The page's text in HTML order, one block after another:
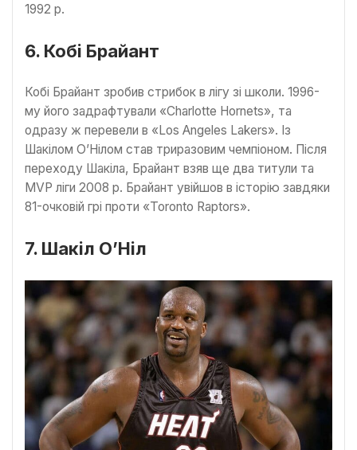
1992 р.
6. Кобі Брайант
Кобі Брайант зробив стрибок в лігу зі школи. 1996-
му його задрафтували «Charlotte Hornets», та
одразу ж перевели в «Los Angeles Lakers». Із
Шакілом О’Нілом став триразовим чемпіоном. Після
переходу Шакіла, Брайант взяв ще два титули та
MVP ліги 2008 р. Брайант увійшов в історію завдяки
81-очковій грі проти «Toronto Raptors».
7. Шакіл О’Ніл